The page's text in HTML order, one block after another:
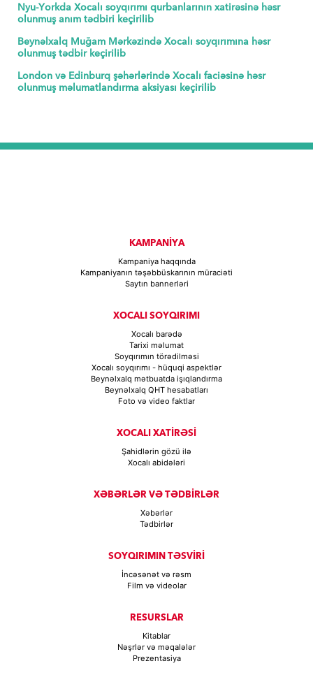
Nyu-Yorkda Xocalı soyqırımı qurbanlarının xatirəsinə həsr
olunmuş anım tədbiri keçirilib
Beynəlxalq Muğam Mərkəzində Xocalı soyqırımına həsr
olunmuş tədbir keçirilib
London və Edinburq şəhərlərində Xocalı faciəsinə həsr
olunmuş məlumatlandırma aksiyası keçirilib
KAMPANİYA
Kampaniya haqqında
Kampaniyanın təşəbbüskarının müraciəti
Saytın bannerləri
XOCALI SOYQIRIMI
Xocalı barədə
Tarixi məlumat
Soyqırımın törədilməsi
Xocalı soyqırımı - hüquqi aspektlər
Beynəlxalq mətbuatda işıqlandırma
Beynəlxalq QHT hesabatları
Foto və video faktlar
XOCALI XATİRƏSİ
Şahidlərin gözü ilə
Xocalı abidələri
XƏBƏRLƏR VƏ TƏDBİRLƏR
Xəbərlər
Tədbirlər
SOYQIRIMIN TƏSVİRİ
İncəsənət və rəsm
Film və videolar
RESURSLAR
Kitablar
Nəşrlər və məqalələr
Prezentasiya